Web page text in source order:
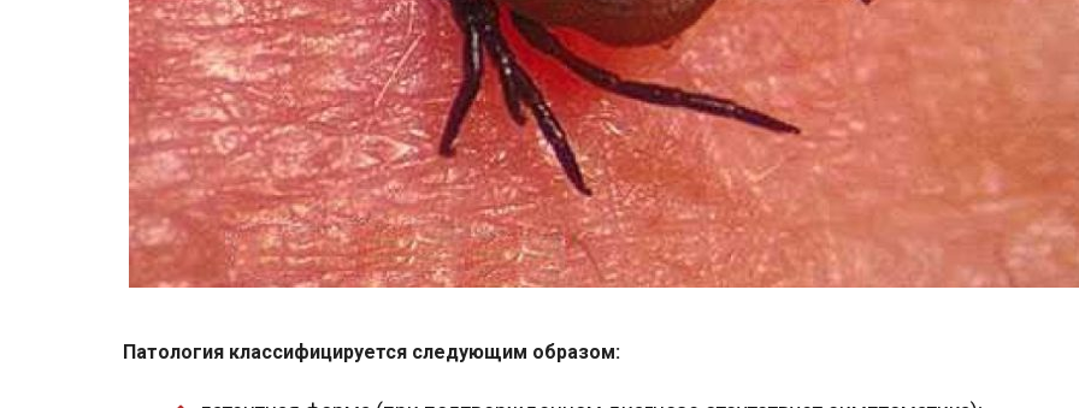
Патология классифицируется следующим образом: